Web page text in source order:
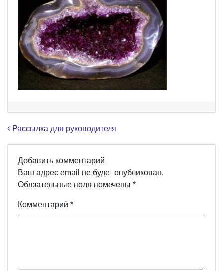
Навигация по записям
Рассылка для руководителя
Добавить комментарий
Ваш адрес email не будет опубликован.
Обязательные поля помечены *
Комментарий *